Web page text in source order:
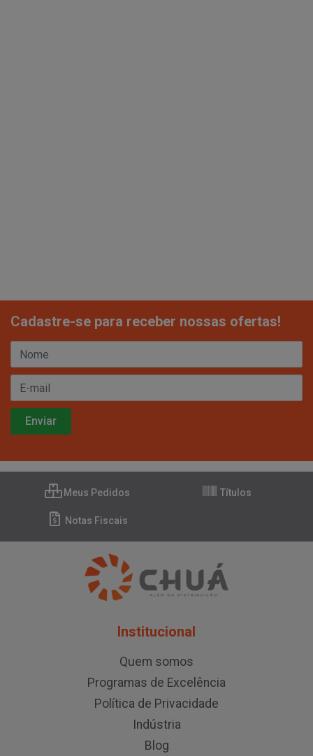
Cadastre-se para receber nossas ofertas!
Meus Pedidos Títulos
Notas Fiscais
Institucional
Quem somos
Programas de Excelência
Política de Privacidade
Indústria
Blog